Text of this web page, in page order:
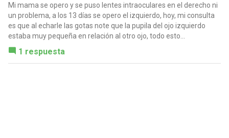
Mi mama se opero y se puso lentes intraoculares en el derecho ni
un problema, a los 13 días se opero el izquierdo, hoy, mi consulta
es que al echarle las gotas note que la pupila del ojo izquierdo
estaba muy pequeña en relación al otro ojo, todo esto...
1 respuesta